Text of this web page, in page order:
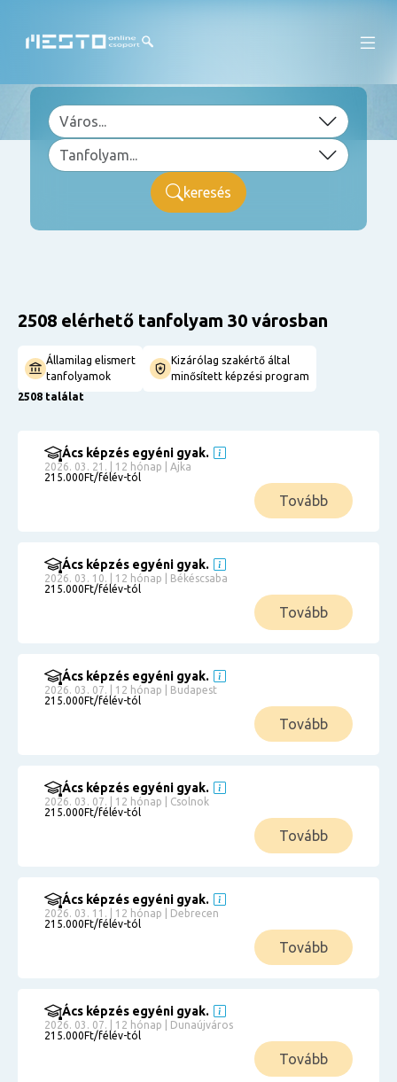
keresés
2508 elérhető tanfolyam 30 városban
Államilag elismert
tanfolyamok
Kizárólag szakértő által
minősített képzési program
2508 találat
Ács képzés egyéni gyak.
2026. 03. 21. | 12 hónap | Ajka
215.000Ft/félév-tól
Tovább
Ács képzés egyéni gyak.
2026. 03. 10. | 12 hónap | Békéscsaba
215.000Ft/félév-tól
Tovább
Ács képzés egyéni gyak.
2026. 03. 07. | 12 hónap | Budapest
215.000Ft/félév-tól
Tovább
Ács képzés egyéni gyak.
2026. 03. 07. | 12 hónap | Csolnok
215.000Ft/félév-tól
Tovább
Ács képzés egyéni gyak.
2026. 03. 11. | 12 hónap | Debrecen
215.000Ft/félév-tól
Tovább
Ács képzés egyéni gyak.
2026. 03. 07. | 12 hónap | Dunaújváros
215.000Ft/félév-tól
Tovább